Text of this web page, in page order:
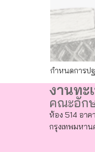
กำหนดการป
งานทะ
คณะอัก
ห้อง 514 อา
กรุงเทพมหาน